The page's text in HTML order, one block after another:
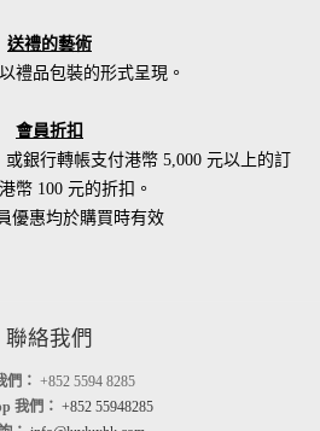
送禮的藝術
禮品包裝的形式呈現。
會員折扣
銀行轉帳支付港幣 5,000 元以上的訂
幣 100 元的折扣。
優惠均於購買時有效
聯絡我們
們： +852 5594 8285
我們： +852 55948285